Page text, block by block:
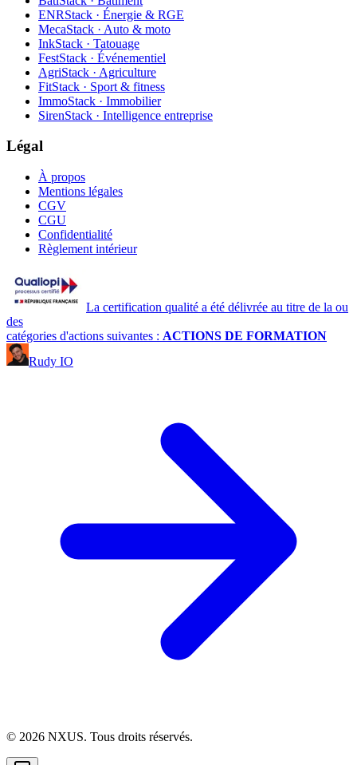
ENRStack · Énergie & RGE
MecaStack · Auto & moto
InkStack · Tatouage
FestStack · Événementiel
AgriStack · Agriculture
FitStack · Sport & fitness
ImmoStack · Immobilier
SirenStack · Intelligence entreprise
Légal
À propos
Mentions légales
CGV
CGU
Confidentialité
Règlement intérieur
La certification qualité a été délivrée au titre de la ou
des
catégories d'actions suivantes : ACTIONS DE FORMATION
Rudy IO
© 2026 NXUS. Tous droits réservés.